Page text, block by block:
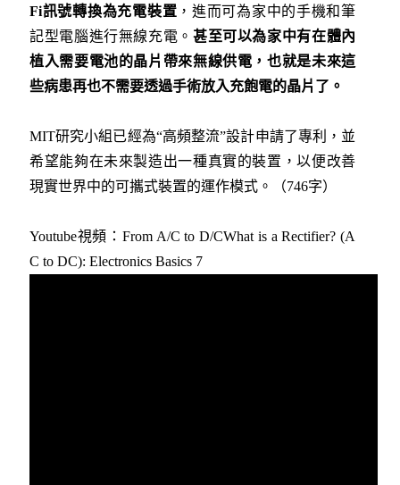
Fi訊號轉換為充電裝置 ，進而可為家中的手機和筆
記型電腦進行無線充電。 甚至可以為家中有在體內
植入需要電池的晶片帶來無線供電，也就是未來這
些病患再也不需要透過手術放入充飽電的晶片了。
MIT研究小組已經為“高頻整流”設計申請了專利，並
希望能夠在未來製造出一種真實的裝置，以便改善
現實世界中的可攜式裝置的運作模式。（746字）
Youtube視頻：From A/C to D/CWhat is a Rectifier? (A
C to DC): Electronics Basics 7